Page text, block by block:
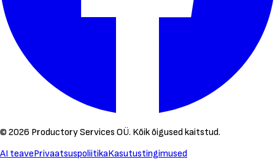
© 2026 Productory Services OÜ. Kõik õigused kaitstud.
AI teavePrivaatsuspoliitikaKasutustingimused